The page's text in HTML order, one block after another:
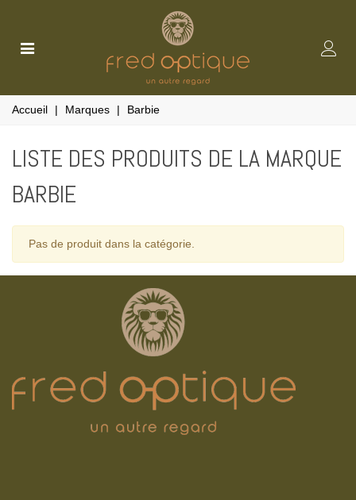
Accueil | Marques | Barbie
LISTE DES PRODUITS DE LA MARQUE
BARBIE
Pas de produit dans la catégorie.